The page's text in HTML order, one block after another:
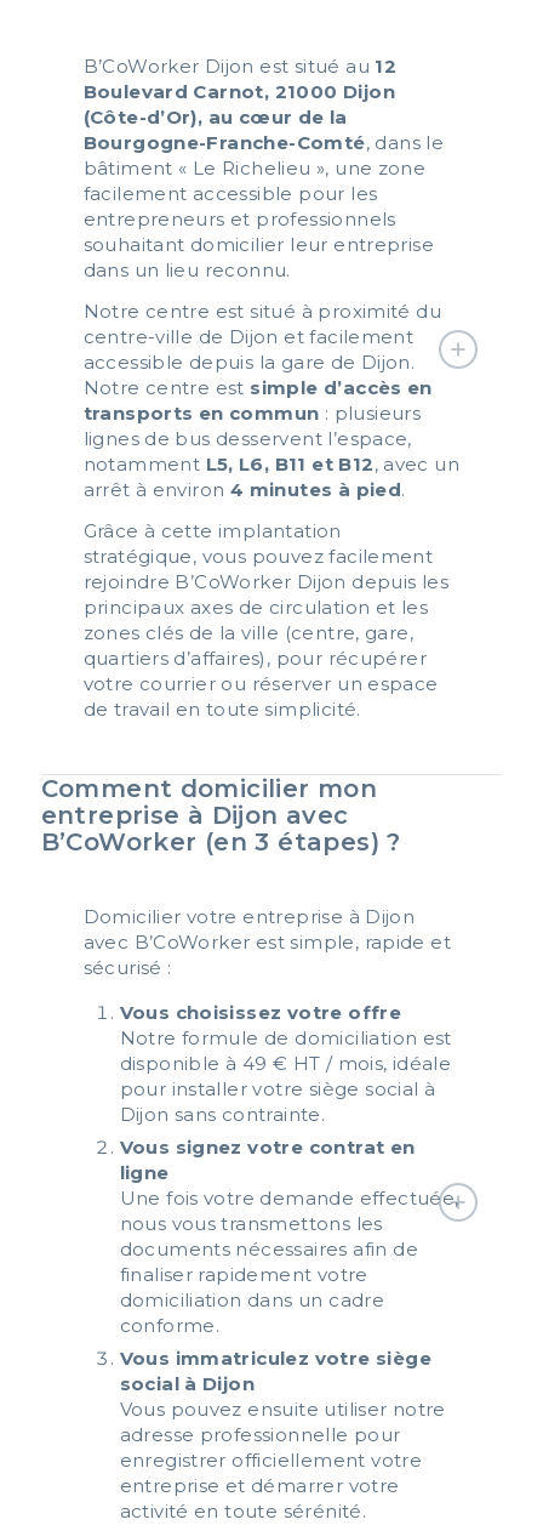
B’CoWorker Dijon est situé au 12
Boulevard Carnot, 21000 Dijon
(Côte-d’Or), au cœur de la
Bourgogne-Franche-Comté, dans le
bâtiment « Le Richelieu », une zone
facilement accessible pour les
entrepreneurs et professionnels
souhaitant domicilier leur entreprise
dans un lieu reconnu.
Notre centre est situé à proximité du
centre-ville de Dijon et facilement
accessible depuis la gare de Dijon.
Notre centre est simple d’accès en
transports en commun : plusieurs
lignes de bus desservent l’espace,
notamment L5, L6, B11 et B12, avec un
arrêt à environ 4 minutes à pied.
Grâce à cette implantation
stratégique, vous pouvez facilement
rejoindre B’CoWorker Dijon depuis les
principaux axes de circulation et les
zones clés de la ville (centre, gare,
quartiers d’affaires), pour récupérer
votre courrier ou réserver un espace
de travail en toute simplicité.
Comment domicilier mon
entreprise à Dijon avec
B’CoWorker (en 3 étapes) ?
Domicilier votre entreprise à Dijon
avec B’CoWorker est simple, rapide et
sécurisé :
Vous choisissez votre offre
Notre formule de domiciliation est
disponible à 49 € HT / mois, idéale
pour installer votre siège social à
Dijon sans contrainte.
Vous signez votre contrat en
ligne
Une fois votre demande effectuée,
nous vous transmettons les
documents nécessaires afin de
finaliser rapidement votre
domiciliation dans un cadre
conforme.
Vous immatriculez votre siège
social à Dijon
Vous pouvez ensuite utiliser notre
adresse professionnelle pour
enregistrer officiellement votre
entreprise et démarrer votre
activité en toute sérénité.